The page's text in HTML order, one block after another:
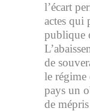
l’écart
actes qui
publique
de
le
pays un
de